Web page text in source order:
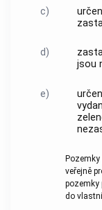
c)
d)
jsou
e)
Pozemky
veřejně
pozemky
do